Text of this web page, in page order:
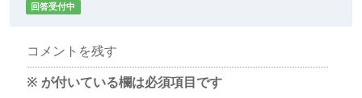
回答受付中
コメントを残す
※ が付いている欄は必須項目です